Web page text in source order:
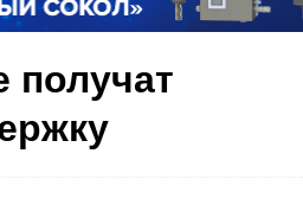
получат